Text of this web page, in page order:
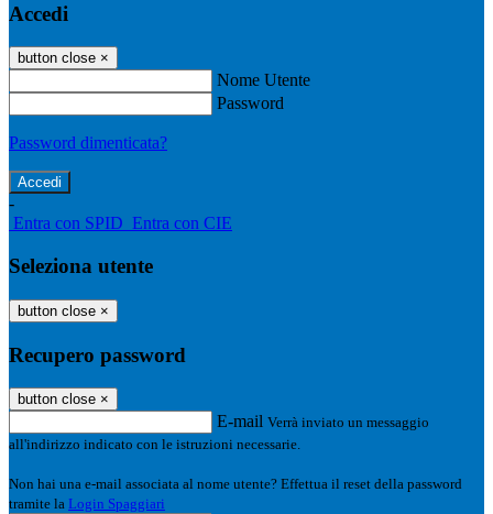
Accedi
button close ×
Nome Utente
Password
Password dimenticata?
-
Entra con SPID Entra con CIE
Seleziona utente
button close ×
Recupero password
button close ×
E-mail Verrà inviato un messaggio
all'indirizzo indicato con le istruzioni necessarie.
Non hai una e-mail associata al nome utente? Effettua il reset della password
tramite la Login Spaggiari